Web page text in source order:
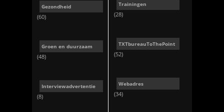
Gezondheid
(60)
Groen en duurzaam
(48)
Interviewadvertentie
(8)
Trainingen
(28)
TXTbureauToThePoint
(52)
Webadres
(34)